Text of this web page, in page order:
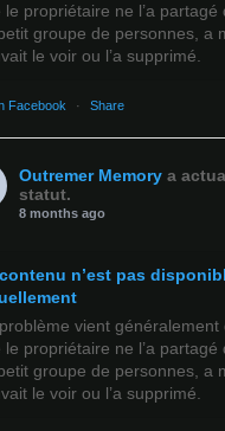
le propriétaire ne l’a partagé
groupe de personnes, a
le voir ou l’a supprimé.
Facebook · Share
Outremer Memory a
statut.
8 months ago
n’est pas
vient généralement
le propriétaire ne l’a partagé
groupe de personnes, a
le voir ou l’a supprimé.